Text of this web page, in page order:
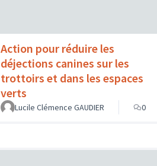
Action pour réduire les
déjections canines sur les
trottoirs et dans les espaces
verts
Lucile Clémence GAUDIER 0